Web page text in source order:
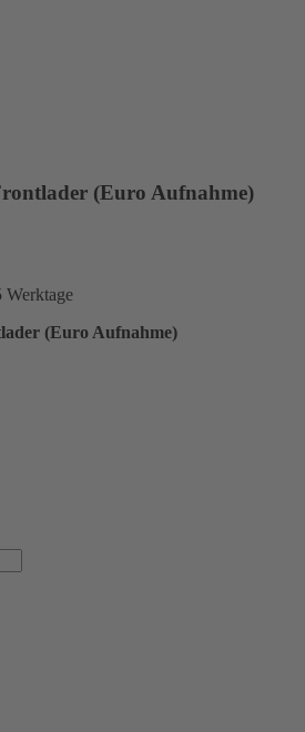
(Euro Aufnahme)
Werktage
(Euro Aufnahme)